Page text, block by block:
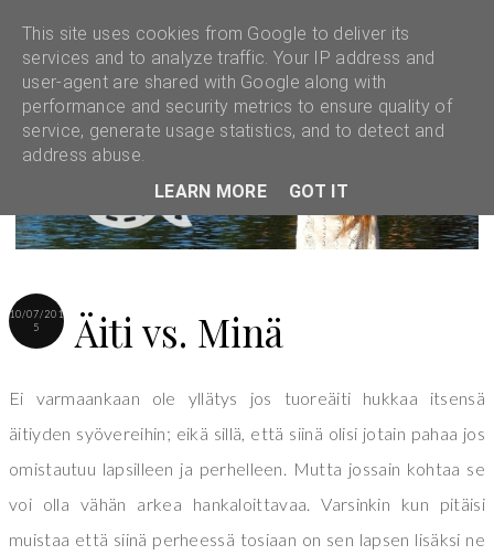
10/07/201
5
Äiti vs. Minä
Ei varmaankaan ole yllätys jos tuoreäiti hukkaa itsensä
äitiyden syövereihin; eikä sillä, että siinä olisi jotain pahaa jos
omistautuu lapsilleen ja perhelleen. Mutta jossain kohtaa se
voi olla vähän arkea hankaloittavaa. Varsinkin kun pitäisi
muistaa että siinä perheessä tosiaan on sen lapsen lisäksi ne
This site uses cookies from Google to deliver its
services and to analyze traffic. Your IP address and
user-agent are shared with Google along with
performance and security metrics to ensure quality of
service, generate usage statistics, and to detect and
address abuse.
LEARN MORE
GOT IT